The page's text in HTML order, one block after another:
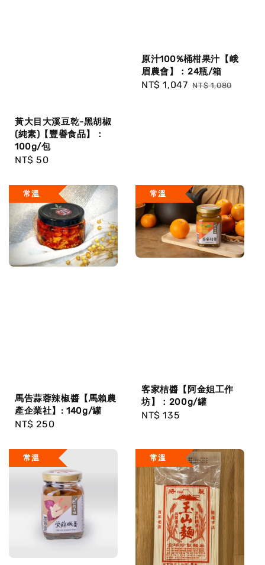
黃大目大溪豆乾-黑胡椒
(純素)【豐譽食品】：
100g/包
Regular
NT$ 50
原汁100%桶柑果汁【峨
眉農會】：24瓶/箱
Sale
NT$ 1,047 Regular
NT$ 1,080
常溫
馬告蒜蓉辣椒醬【馬賴農
產企業社】: 140g/罐
Regular
NT$ 250
常溫
客家桔醬【阿金姐工作
坊】：200g/罐
Regular
NT$ 135
常溫 常溫